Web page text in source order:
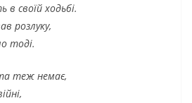
в своїй ходьбі.
розлуку,
тоді.
теж немає,